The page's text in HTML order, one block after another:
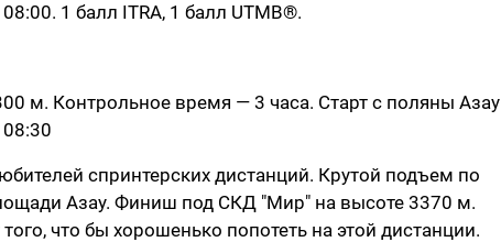
1 балл ITRA, 1 балл UTMB®.
м. Контрольное время — 3 часа. Старт с поляны
08:30
спринтерских дистанций. Крутой подъем по
Азау. Финиш под СКД "Мир" на высоте 3370 м.
что бы хорошенько попотеть на этой дистанции.